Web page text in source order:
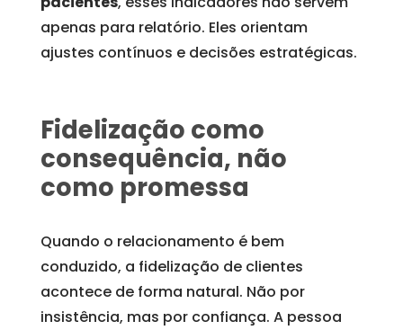
apenas para relatório. Eles orientam
ajustes contínuos e decisões estratégicas.
Fidelização como
consequência, não
como promessa
Quando o relacionamento é bem
conduzido, a fidelização de clientes
acontece de forma natural. Não por
insistência, mas por confiança. A pessoa